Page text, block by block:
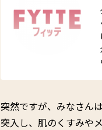
突然ですが、みなさん
突入し、肌のくすみや